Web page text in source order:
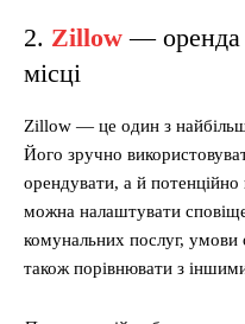
2. Zillow — оренда
місці
Zillow — це один з
Його зручно
орендувати, а й
можна налаштувати
комунальних послуг, умови
також порівнювати з